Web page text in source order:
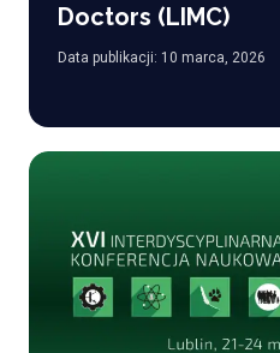
Doctors (LIMC)
Data publikacji: 10 marca, 2026